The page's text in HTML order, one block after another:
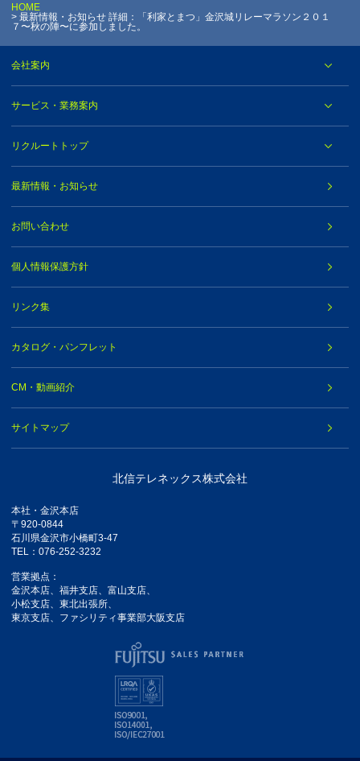
HOME
最新情報・お知らせ 詳細：「利家とまつ」金沢城リレーマラソン２０１
７〜秋の陣〜に参加しました。
会社案内
サービス・業務案内
リクルートトップ
最新情報・お知らせ
お問い合わせ
個人情報保護方針
リンク集
カタログ・パンフレット
CM・動画紹介
サイトマップ
北信テレネックス株式会社
本社・金沢本店
〒920-0844
石川県金沢市小橋町3-47
TEL：076-252-3232
営業拠点：
金沢本店、福井支店、富山支店、
小松支店、東北出張所、
東京支店、ファシリティ事業部大阪支店